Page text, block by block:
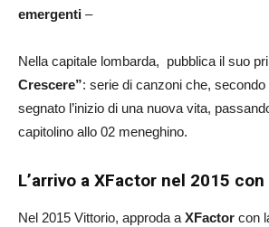
emergenti –
Nella capitale lombarda, pubblica il suo
Crescere”: serie di canzoni che,
segnato l’inizio di una nuova vita,
capitolino allo 02 meneghino.
L’arrivo a XFactor nel 2015
Nel 2015 Vittorio, approda aXFactor con